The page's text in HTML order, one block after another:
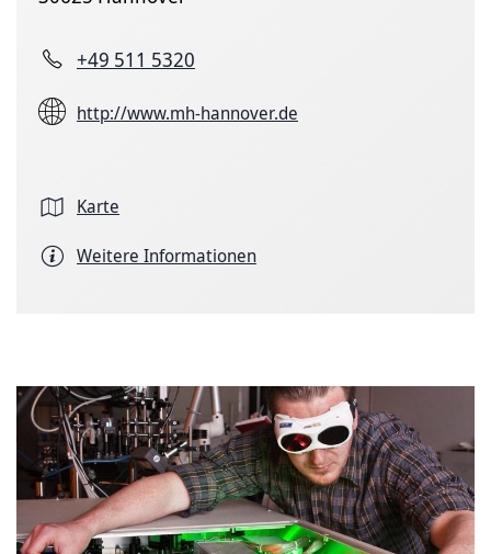
+49 511 5320
http://www.mh-hannover.de
Karte
Weitere Informationen